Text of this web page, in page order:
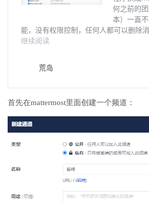
首先在mattermost里面创建一个频道：